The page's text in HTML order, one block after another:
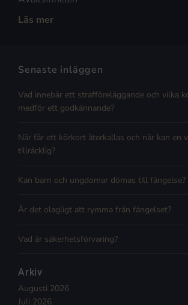
Läs mer
Senaste inläggen
Vad innebär ett strafföreläggande och vilka
medför ett godkännande?
När får ett körkort återkallas och när kan en
tillräcklig?
Kan barn och ungdomar dömas till fängelse?
Är det olagligt att rymma från fängelset?
Vad är säkerhetsförvaring?
Arkiv
Augusti 2026
Juli 2026